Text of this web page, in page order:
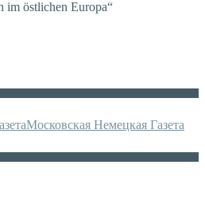
Московская Немецкая Газета